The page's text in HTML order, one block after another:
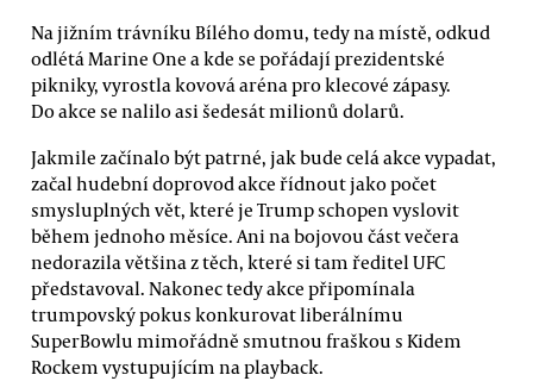
Na jižním trávníku Bílého domu, tedy na místě, odkud
odlétá Marine One a kde se pořádají prezidentské
pikniky, vyrostla kovová aréna pro klecové zápasy.
Do akce se nalilo asi šedesát milionů dolarů.
Jakmile začínalo být patrné, jak bude celá akce vypadat,
začal hudební doprovod akce řídnout jako počet
smysluplných vět, které je Trump schopen vyslovit
během jednoho měsíce. Ani na bojovou část večera
nedorazila většina z těch, které si tam ředitel UFC
představoval. Nakonec tedy akce připomínala
trumpovský pokus konkurovat liberálnímu
SuperBowlu mimořádně smutnou fraškou s Kidem
Rockem vystupujícím na playback.